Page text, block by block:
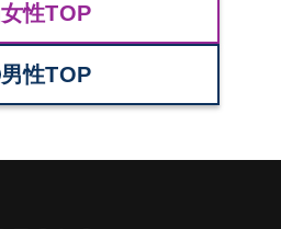
女性TOP
男性TOP